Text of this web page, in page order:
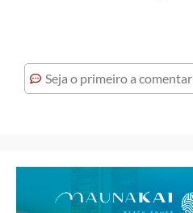
Seja o primeiro a comentar